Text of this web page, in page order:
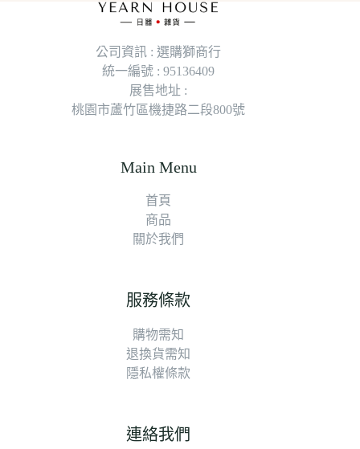
公司資訊 : 選購獅商行
統一編號 : 95136409
展售地址 :
桃園市蘆竹區機捷路二段800號
Main Menu
首頁
商品
關於我們
服務條款
購物需知
退換貨需知
隱私權條款
連絡我們